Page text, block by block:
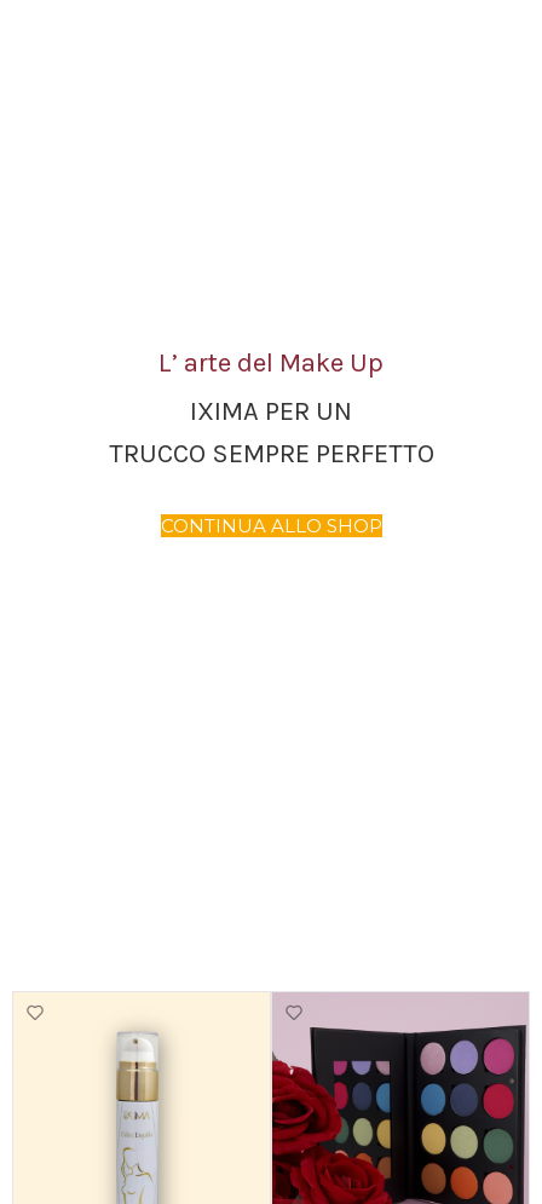
L’ arte del Make Up
IXIMA PER UN
TRUCCO SEMPRE PERFETTO
CONTINUA ALLO SHOP